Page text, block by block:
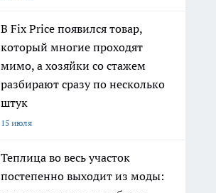
В Fix Price появился товар,
который многие проходят
мимо, а хозяйки со стажем
разбирают сразу по несколько
штук
15 июля
Теплица во весь участок
постепенно выходит из моды: